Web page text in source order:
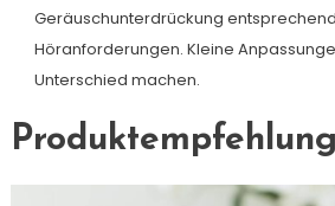
Geräuschunterdrückung
Höranforderungen. Kleine
Unterschied machen.